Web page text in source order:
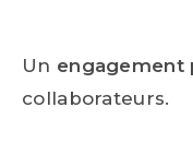
Un engagement
collaborateurs.